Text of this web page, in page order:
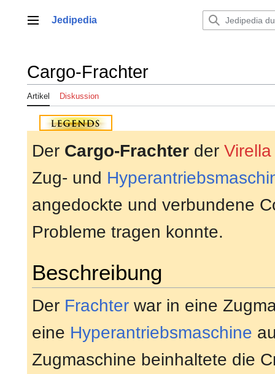
springenHauptmenü
Jedipedia
Cargo-Frachter
Artikel Diskussion
Der Cargo-Frachter der
Zug- und
angedockte und verbundene
Probleme tragen konnte.
Beschreibung
Der Frachter war in eine
eine Hyperantriebsmaschine
Zugmaschine beinhaltete die